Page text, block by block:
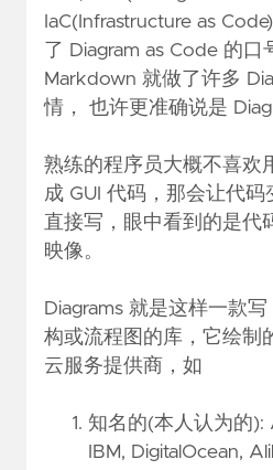
IaC(Infrastructure as
了 Diagram as Code 的
Markdown 就做了许多
情， 也许更准确说是
熟练的程序员大概不喜欢
成 GUI 代码，那会让代
直接写，眼中看到的是代
映像。
Diagrams 就是这样一款
构或流程图的库，它绘制
云服务提供商，如
知名的(本人认为的):
IBM, DigitalOcean,